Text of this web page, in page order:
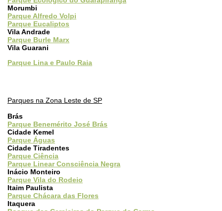
Morumbi
Parque Alfredo Volpi
Parque Eucaliptos
Vila Andrade
Parque Burle Marx
Vila Guarani
Parque Lina e Paulo Raia
Parques na Zona Leste de SP
Brás
Parque Benemérito José Brás
Cidade Kemel
Parque Águas
Cidade Tiradentes
Parque Ciência
Parque Linear Consciência Negra
Inácio Monteiro
Parque Vila do Rodeio
Itaim Paulista
Parque Chácara das Flores
Itaquera